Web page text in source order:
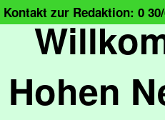
Hohen
Kontakt zur Redaktion: 0